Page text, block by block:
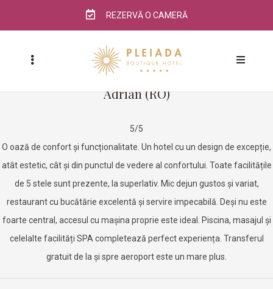
REZERVĂ O CAMERĂ
Adrian (RO)
5/5
O oază de confort și funcționalitate. Un hotel cu un design de excepție,
atât estetic, cât și din punctul de vedere al confortului. Toate facilitățile
de 5 stele sunt prezente, la superlativ. Mic dejun gustos și variat,
restaurant cu bucătărie excelentă și servire impecabilă. Deși nu este
foarte central, accesul cu mașina proprie este ideal. Piscina, masajul și
celelalte facilități SPA completează perfect experiența. Transferul
gratuit de la și spre aeroport este un mare plus.